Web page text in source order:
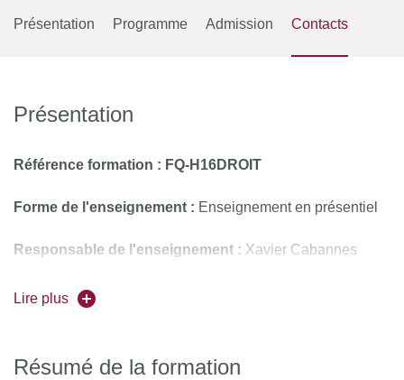
Présentation Programme Admission Contacts
Présentation
Référence formation : FQ-H16DROIT
Forme de l'enseignement : Enseignement en présentiel
Responsable de l'enseignement : Xavier Cabannes
Pour vous inscrire, déposez votre candidature sur
Lire plus
Résumé de la formation